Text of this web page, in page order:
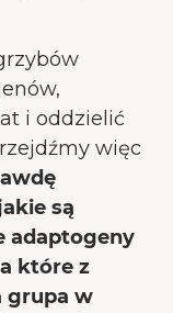
i oddzielić
więc
są
adaptogeny
które z
grupa w